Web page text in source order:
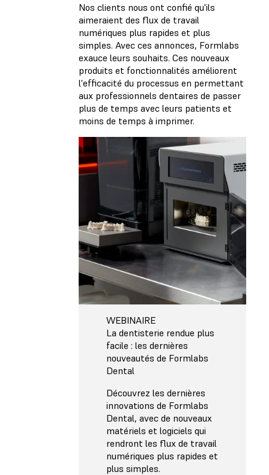
Nos clients nous ont confié qu'ils
aimeraient des flux de travail
numériques plus rapides et plus
simples. Avec ces annonces, Formlabs
exauce leurs souhaits. Ces nouveaux
produits et fonctionnalités améliorent
l'efficacité du processus en permettant
aux professionnels dentaires de passer
plus de temps avec leurs patients et
moins de temps à imprimer.
WEBINAIRE
La dentisterie rendue plus
facile : les dernières
nouveautés de Formlabs
Dental
Découvrez les dernières
innovations de Formlabs
Dental, avec de nouveaux
matériels et logiciels qui
rendront les flux de travail
numériques plus rapides et
plus simples.